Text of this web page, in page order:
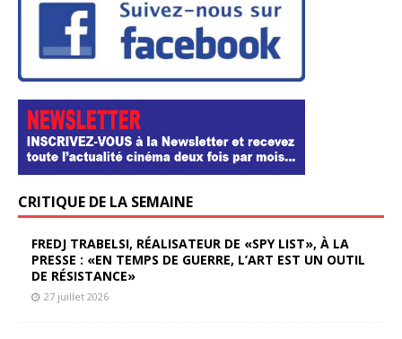
CRITIQUE DE LA SEMAINE
FREDJ TRABELSI, RÉALISATEUR DE «SPY LIST», À LA
PRESSE : «EN TEMPS DE GUERRE, L’ART EST UN OUTIL
DE RÉSISTANCE»
27 juillet 2026